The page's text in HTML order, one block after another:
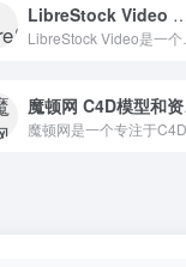
LibreStock Video 免费
魔